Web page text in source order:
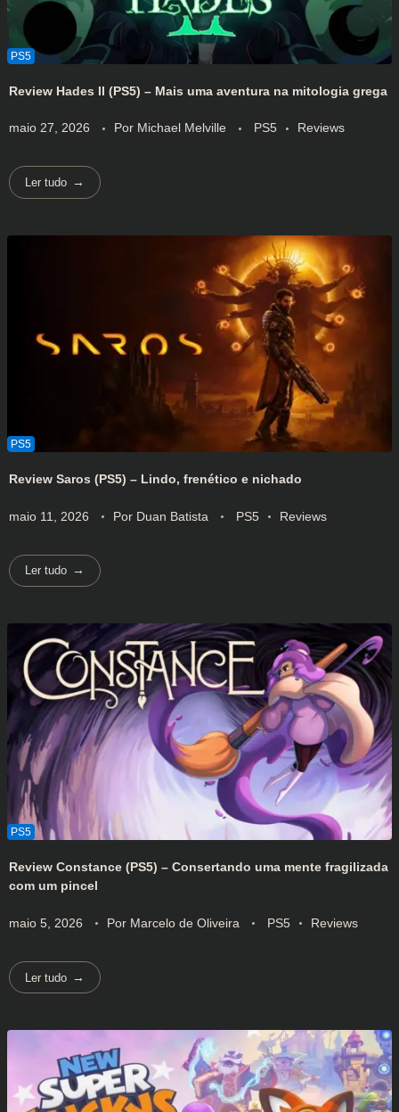
Review Hades II (PS5) – Mais uma aventura na mitologia grega
maio 27, 2026 Por Michael Melville PS5 Reviews
Ler tudo
Review Saros (PS5) – Lindo, frenético e nichado
maio 11, 2026 Por Duan Batista PS5 Reviews
Ler tudo
Review Constance (PS5) – Consertando uma mente fragilizada
com um pincel
maio 5, 2026 Por Marcelo de Oliveira PS5 Reviews
Ler tudo